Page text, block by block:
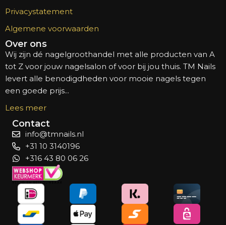
Privacystatement
Algemene voorwaarden
Over ons
Wij zijn dé nagelgroothandel met alle producten van A
tot Z voor jouw nagelsalon of voor bij jou thuis. TM Nails
levert alle benodigdheden voor mooie nagels tegen
een goede prijs...
Lees meer
Contact
info@tmnails.nl
+31 10 3140196
+316 43 80 06 26